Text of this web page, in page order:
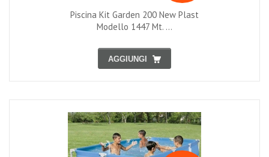
Piscina Kit Garden 200 New Plast
Modello 1447 Mt. ...
AGGIUNGI